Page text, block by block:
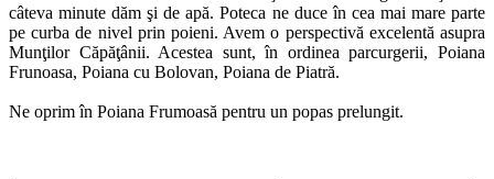
câteva minute dăm şi de apă. Poteca ne duce în cea mai mare parte
pe curba de nivel prin poieni. Avem o perspectivă excelentă asupra
Munţilor Căpăţânii. Acestea sunt, în ordinea parcurgerii, Poiana
Frunoasa, Poiana cu Bolovan, Poiana de Piatră.
Ne oprim în Poiana Frumoasă pentru un popas prelungit.